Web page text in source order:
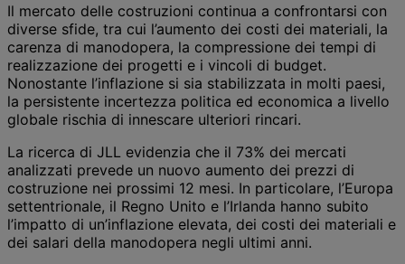
Il mercato delle costruzioni continua a confrontarsi con
diverse sfide, tra cui l’aumento dei costi dei materiali, la
carenza di manodopera, la compressione dei tempi di
realizzazione dei progetti e i vincoli di budget.
Nonostante l’inflazione si sia stabilizzata in molti paesi,
la persistente incertezza politica ed economica a livello
globale rischia di innescare ulteriori rincari.
La ricerca di JLL evidenzia che il 73% dei mercati
analizzati prevede un nuovo aumento dei prezzi di
costruzione nei prossimi 12 mesi. In particolare, l’Europa
settentrionale, il Regno Unito e l’Irlanda hanno subito
l’impatto di un’inflazione elevata, dei costi dei materiali e
dei salari della manodopera negli ultimi anni.